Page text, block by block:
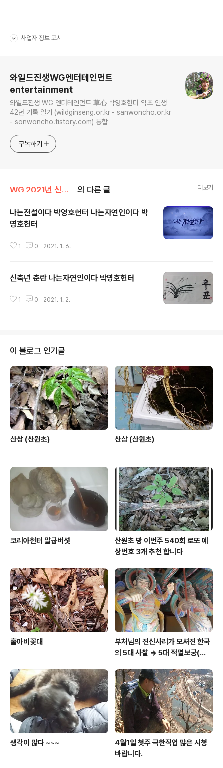
사업자 정보 표시
와일드진생WG엔터테인먼트
entertainment
와일드진생 WG 엔터테인먼트 草心 박영호헌터 약초 인생
42년 기록 일기 (wildginseng.or.kr - sanwoncho.or.kr
- sonwoncho.tistory.com) 통합
구독하기
WG 2021년 신축년 기록 의 다른 글 더보기
나는전설이다 박영호헌터 나는자연인이다 박
영호헌터
1 0 2021. 1. 6.
신축년 춘란 나는자연인이다 박영호헌터
1 0 2021. 1. 2.
이 블로그 인기글
산삼 (산원초) 산삼 (산원초)
코리아헌터 말굽버섯
산원초 방 이번주 540회 로또 예
상번호 3개 추천 합니다
홀아비꽃대
부처님의 진신사리가 모셔진 한국
의 5대 사찰 => 5대 적멸보궁(寂
생각이 많다 ~~~
4월1일 첫주 극한직업 많은 시청
바랍니다.